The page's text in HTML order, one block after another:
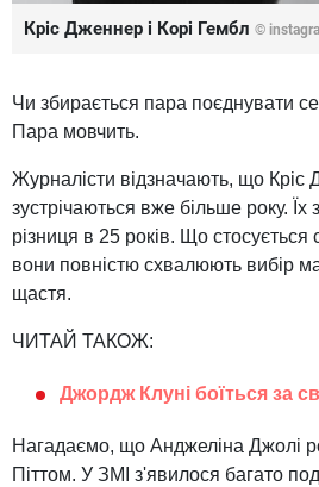
Кріс Дженнер і Корі Гембл ©
Чи збирається пара поєднувати
Пара мовчить.
Журналісти відзначають, що Кріс
зустрічаються вже більше року. Їх
різниця в 25 років. Що стосується
вони повністю схвалюють вибір
щастя.
ЧИТАЙ ТАКОЖ:
Джордж Клуні боїться за
Нагадаємо, що Анджеліна Джолі
Піттом. У ЗМІ з'явилося багато